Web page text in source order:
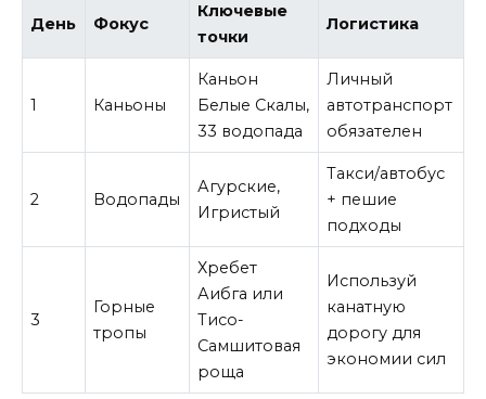
День Фокус
Ключевые
точки
Логистика
1 Каньоны
Каньон
Белые Скалы,
33 водопада
Личный
автотранспорт
обязателен
2 Водопады
Агурские,
Игристый
Такси/автобус
+ пешие
подходы
3
Горные
тропы
Хребет
Аибга или
Тисо-
Самшитовая
роща
Используй
канатную
дорогу для
экономии сил